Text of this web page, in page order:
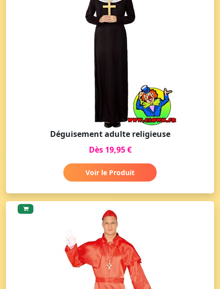
Déguisement adulte religieuse
Dès 19,95 €
Voir le Produit